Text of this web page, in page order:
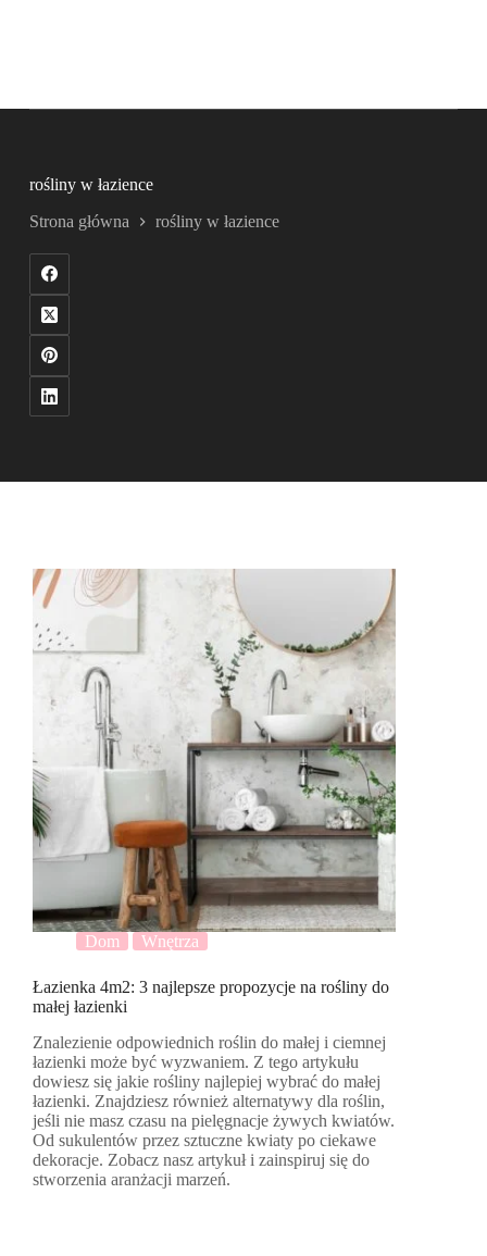
rośliny w łazience
Strona główna rośliny w łazience
Dom Wnętrza
Łazienka 4m2: 3 najlepsze propozycje na rośliny do
małej łazienki
Znalezienie odpowiednich roślin do małej i ciemnej
łazienki może być wyzwaniem. Z tego artykułu
dowiesz się jakie rośliny najlepiej wybrać do małej
łazienki. Znajdziesz również alternatywy dla roślin,
jeśli nie masz czasu na pielęgnacje żywych kwiatów.
Od sukulentów przez sztuczne kwiaty po ciekawe
dekoracje. Zobacz nasz artykuł i zainspiruj się do
stworzenia aranżacji marzeń.